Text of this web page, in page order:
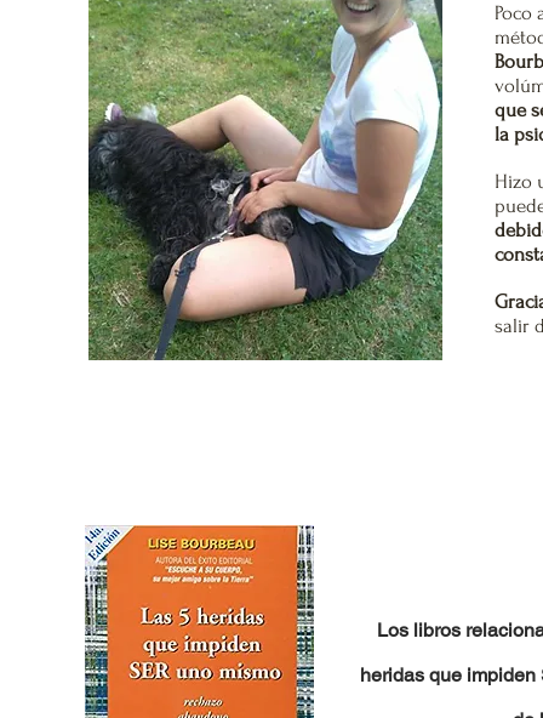
Poco
que
la
Hizo
salir
Los libros
heridas que